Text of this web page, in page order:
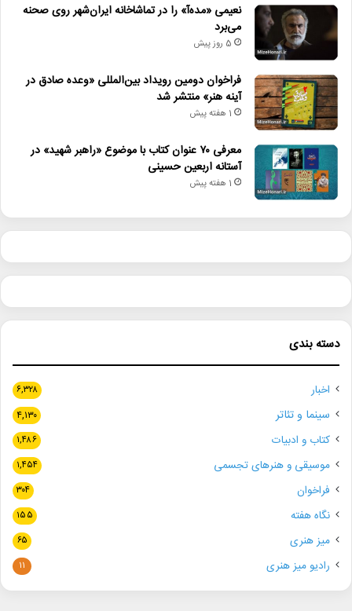
نعیمی «مده‌آ» را در تماشاخانه ایران‌شهر روی صحنه
می‌برد
5 روز پیش
فراخوان دومین رویداد بین‌المللی «وعده صادق در
آینه هنر» منتشر شد
1 هفته پیش
معرفی ۷۰ عنوان کتاب با موضوع «راهبر شهید» در
آستانه اربعین حسینی
1 هفته پیش
دسته بندی
اخبار ۶,۳۲۸
سینما و تئاتر ۴,۱۳۰
کتاب و ادبیات ۱,۴۸۶
موسیقی و هنرهای تجسمی ۱,۴۵۴
فراخوان ۳۰۴
نگاه هفته ۱۵۵
میز هنری ۶۵
رادیو میز هنری ۱۱